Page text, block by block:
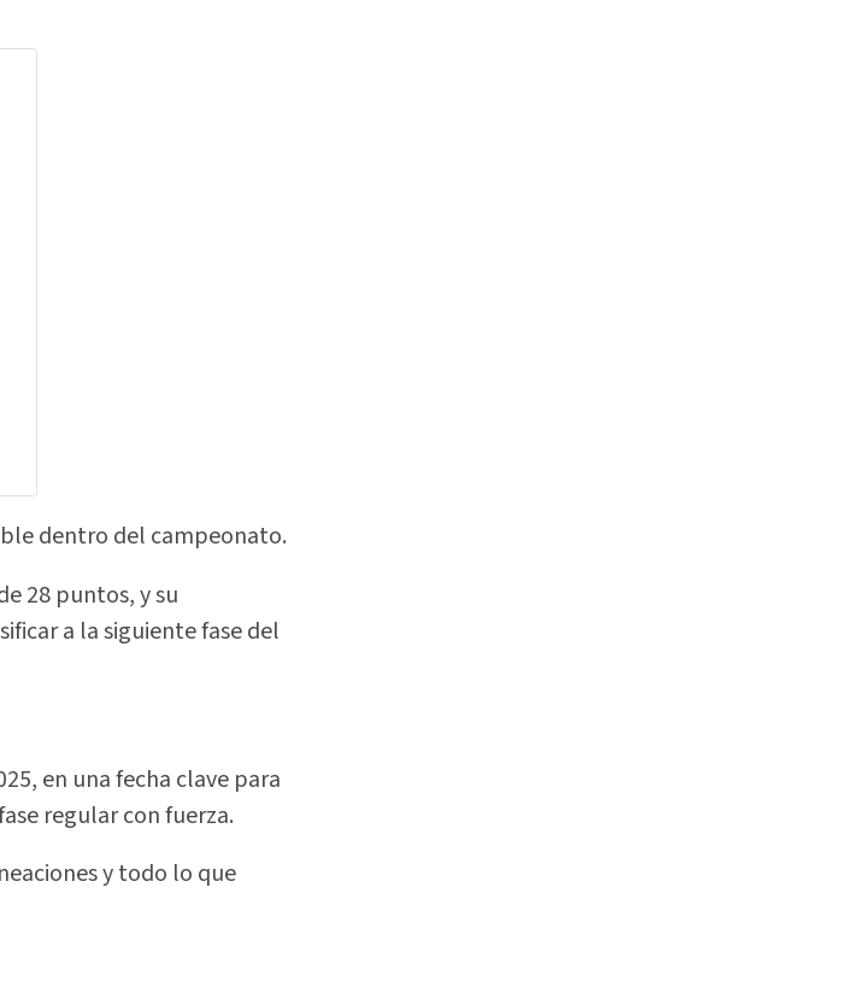
dentro del campeonato.
28 puntos, y su
a la siguiente fase del
en una fecha clave para
regular con fuerza.
y todo lo que